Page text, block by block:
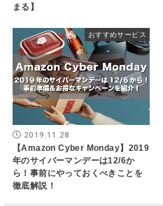
まる】
おすすめサービス
2019.11.28
【Amazon Cyber Monday】2019
年のサイバーマンデーは12/6か
ら！事前にやっておくべきことを
徹底解説！